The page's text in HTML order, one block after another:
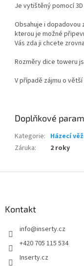
Je vytištěný pomocí
Obsahuje i dopadovou
kterou je možné
Vás zda ji chcete
Rozměry dice toweru
V případě zájmu o
Doplňkové
Kategorie: Házecí
Záruka: 2 roky
Kontakt
info@inserty.cz
+420 705 115 534
Inserty.cz